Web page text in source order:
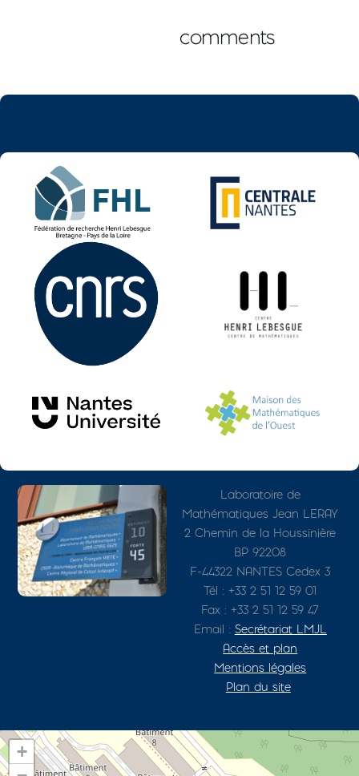
comments
Photo Adresse détaillée
Laboratoire de
Mathématiques Jean LERAY
2 Chemin de la Houssinière
BP 92208
F-44322 NANTES Cedex 3
Tél : +33 2 51 12 59 01
Fax : +33 2 51 12 59 47
Email : Secrétariat LMJL
Accès et plan
Mentions légales
Plan du site
+